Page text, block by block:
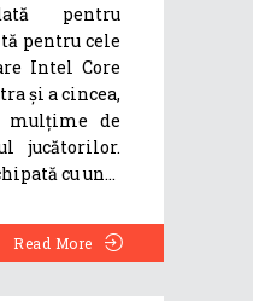
pentru
pentru cele
Intel Core
și a cincea,
mulțime de
jucătorilor.
cu un
Read More